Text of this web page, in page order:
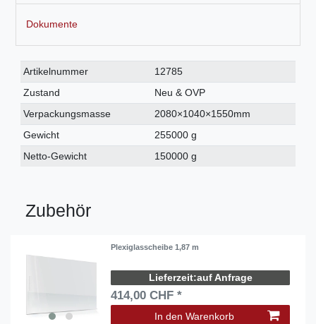
Dokumente
Technisches
Merkmal
Wert
Artikelnummer
12785
Zustand
Neu & OVP
Verpackungsmasse
2080×1040×1550mm
Gewicht
255000 g
Netto-Gewicht
150000 g
Zubehör
Plexiglasscheibe 1,87 m
auf Anfrage
414,00 CHF *
In den Warenkorb